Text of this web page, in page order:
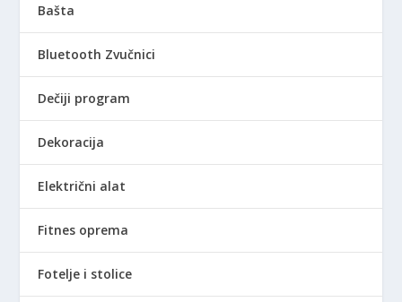
6
0
Bašta
Bluetooth Zvučnici
Dečiji program
Dekoracija
Električni alat
Fitnes oprema
Fotelje i stolice